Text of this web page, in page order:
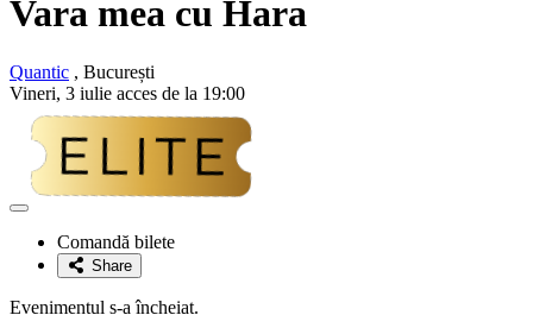
Vara mea cu Hara
Quantic , București
Vineri, 3 iulie acces de la 19:00
Adaugă
favoriteComandă bilete
Share
Evenimentul s-a încheiat.